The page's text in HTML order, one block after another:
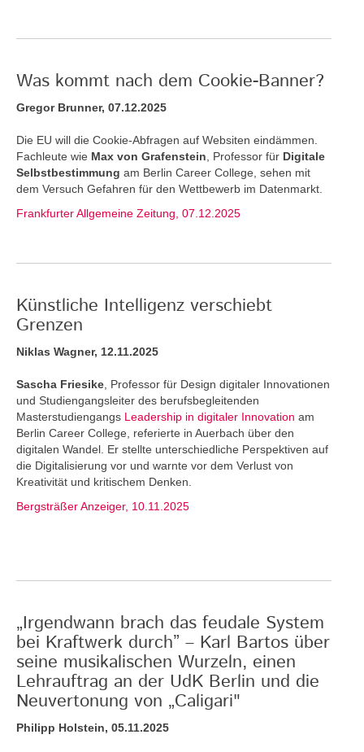
Was kommt nach dem Cookie-Banner?
Gregor Brunner, 07.12.2025
Die EU will die Cookie-Abfragen auf Websiten eindämmen.
Fachleute wie Max von Grafenstein , Professor für Digitale
Selbstbestimmung am Berlin Career College, sehen mit
dem Versuch Gefahren für den Wettbewerb im Datenmarkt.
Frankfurter Allgemeine Zeitung, 07.12.2025
Künstliche Intelligenz verschiebt
Grenzen
Niklas Wagner, 12.11.2025
Sascha Friesike , Professor für Design digitaler Innovationen
und Studiengangsleiter des berufsbegleitenden
Masterstudiengangs Leadership in digitaler Innovation am
Berlin Career College, referierte in Auerbach über den
digitalen Wandel. Er stellte unterschiedliche Perspektiven auf
die Digitalisierung vor und warnte vor dem Verlust von
Kreativität und kritischem Denken.
Bergsträßer Anzeiger, 10.11.2025
„Irgendwann brach das feudale System
bei Kraftwerk durch” – Karl Bartos über
seine musikalischen Wurzeln, einen
Lehrauftrag an der UdK Berlin und die
Neuvertonung von „Caligari"
Philipp Holstein, 05.11.2025